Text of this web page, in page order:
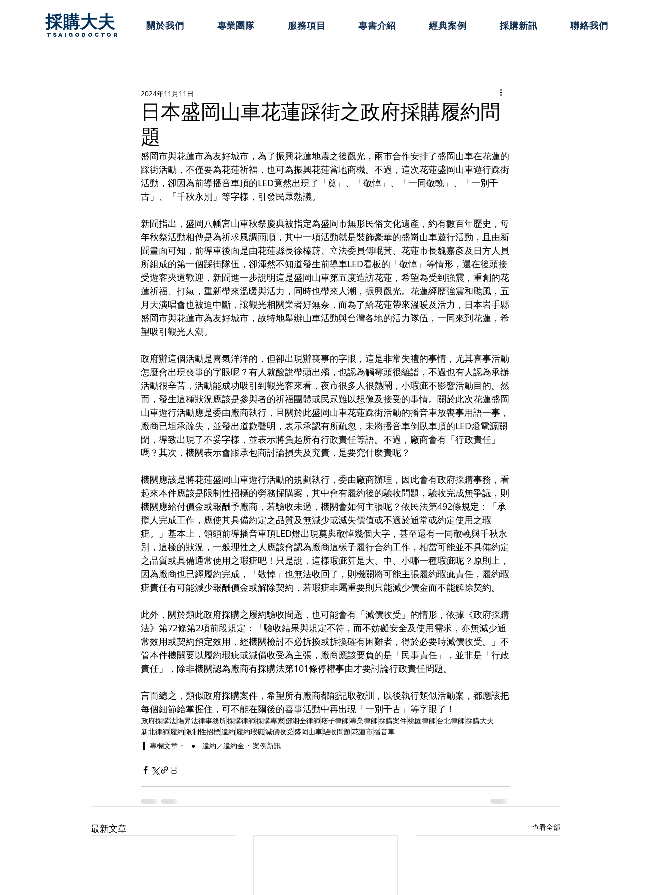
採購大夫
TsaigoDoctor
關於我們 專業團隊 服務項目 專書介紹 經典案例 採購新訊 聯絡我們
日本盛岡山車花蓮踩街之政府採購履約問
題
2024年11月11日
盛岡市與花蓮市為友好城市，為了振興花蓮地震之後觀光，兩市合作安排了盛岡山車在花蓮的
踩街活動，不僅要為花蓮祈福，也可為振興花蓮當地商機。不過，這次花蓮盛岡山車遊行踩街
活動，卻因為前導播音車頂的LED竟然出現了「奠」、「敬悼」、「一同敬輓」、「一別千
古」、「千秋永別」等字樣，引發民眾熱議。
新聞指出，盛岡八幡宮山車秋祭慶典被指定為盛岡市無形民俗文化遺產，約有數百年歷史，每
年秋祭活動相傳是為祈求風調雨順，其中一項活動就是裝飾豪華的盛崗山車遊行活動，且由新
聞畫面可知，前導車後面是由花蓮縣長徐榛蔚、立法委員傅崐萁、花蓮市長魏嘉彥及日方人員
所組成的第一個踩街隊伍，卻渾然不知道發生前導車LED看板的「敬悼」等情形，還在後頭接
受遊客夾道歡迎，新聞進一步說明這是盛岡山車第五度造訪花蓮，希望為受到強震，重創的花
蓮祈福、打氣，重新帶來溫暖與活力，同時也帶來人潮，振興觀光。花蓮經歷強震和颱風，五
月天演唱會也被迫中斷，讓觀光相關業者好無奈，而為了給花蓮帶來溫暖及活力，日本岩手縣
盛岡市與花蓮市為友好城市，故特地舉辦山車活動與台灣各地的活力隊伍，一同來到花蓮，希
望吸引觀光人潮。
政府辦這個活動是喜氣洋洋的，但卻出現辦喪事的字眼，這是非常失禮的事情，尤其喜事活動
怎麼會出現喪事的字眼呢？有人就酸說帶頭出殯，也認為觸霉頭很離譜，不過也有人認為承辦
活動很辛苦，活動能成功吸引到觀光客來看，夜市很多人很熱鬧，小瑕疵不影響活動目的。然
而，發生這種狀況應該是參與者的祈福團體或民眾難以想像及接受的事情。關於此次花蓮盛岡
山車遊行活動應是委由廠商執行，且關於此盛岡山車花蓮踩街活動的播音車放喪事用語一事，
廠商已坦承疏失，並發出道歉聲明，表示承認有所疏忽，未將播音車倒臥車頂的LED燈電源關
閉，導致出現了不妥字樣，並表示將負起所有行政責任等語。不過，廠商會有「行政責任」
嗎？其次，機關表示會跟承包商討論損失及究責，是要究什麼責呢？
機關應該是將花蓮盛岡山車遊行活動的規劃執行，委由廠商辦理，因此會有政府採購事務，看
起來本件應該是限制性招標的勞務採購案，其中會有履約後的驗收問題，驗收完成無爭議，則
機關應給付價金或報酬予廠商，若驗收未過，機關會如何主張呢？依民法第492條規定：「承
攬人完成工作，應使其具備約定之品質及無減少或滅失價值或不適於通常或約定使用之瑕
疵。」基本上，領頭前導播音車頂LED燈出現奠與敬悼幾個大字，甚至還有一同敬輓與千秋永
別，這樣的狀況，一般理性之人應該會認為廠商這樣子履行合約工作，相當可能並不具備約定
之品質或具備通常使用之瑕疵吧！只是說，這樣瑕疵算是大、中、小哪一種瑕疵呢？原則上，
因為廠商也已經履約完成，「敬悼」也無法收回了，則機關將可能主張履約瑕疵責任，履約瑕
疵責任有可能減少報酬價金或解除契約，若瑕疵非屬重要則只能減少價金而不能解除契約。
此外，關於類此政府採購之履約驗收問題，也可能會有「減價收受」的情形，依據《政府採購
法》第72條第2項前段規定：「驗收結果與規定不符，而不妨礙安全及使用需求，亦無減少通
常效用或契約預定效用，經機關檢討不必拆換或拆換確有困難者，得於必要時減價收受。」不
管本件機關要以履約瑕疵或減價收受為主張，廠商應該要負的是「民事責任」，並非是「行政
責任」，除非機關認為廠商有採購法第101條停權事由才要討論行政責任問題。
言而總之，類似政府採購案件，希望所有廠商都能記取教訓，以後執行類似活動案，都應該把
每個細節給掌握住，可不能在爾後的喜事活動中再出現「一別千古」等字眼了！
政府採購法陽昇法律事務所採購律師採購專家鄧湘全律師痞子律師專業律師採購案件桃園律師 台北律師採購大夫
新北律師 履約限制性招標違約 履約瑕疵減價收受盛岡山車驗收問題花蓮市播音車
▌ 專欄文章
⠀● 違約／違約金 案例新訊
最新文章 查看全部